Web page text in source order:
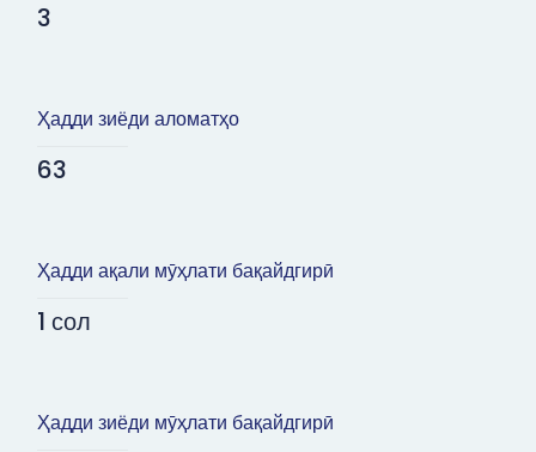
3
Ҳадди зиёди аломатҳо
63
Ҳадди ақали мӯҳлати бақайдгирӣ
1 сол
Ҳадди зиёди мӯҳлати бақайдгирӣ